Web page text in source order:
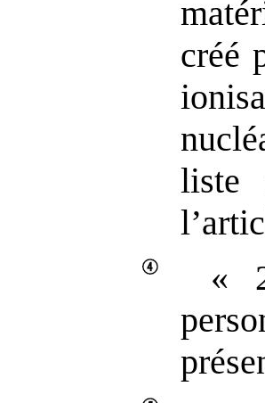
créé
liste
«